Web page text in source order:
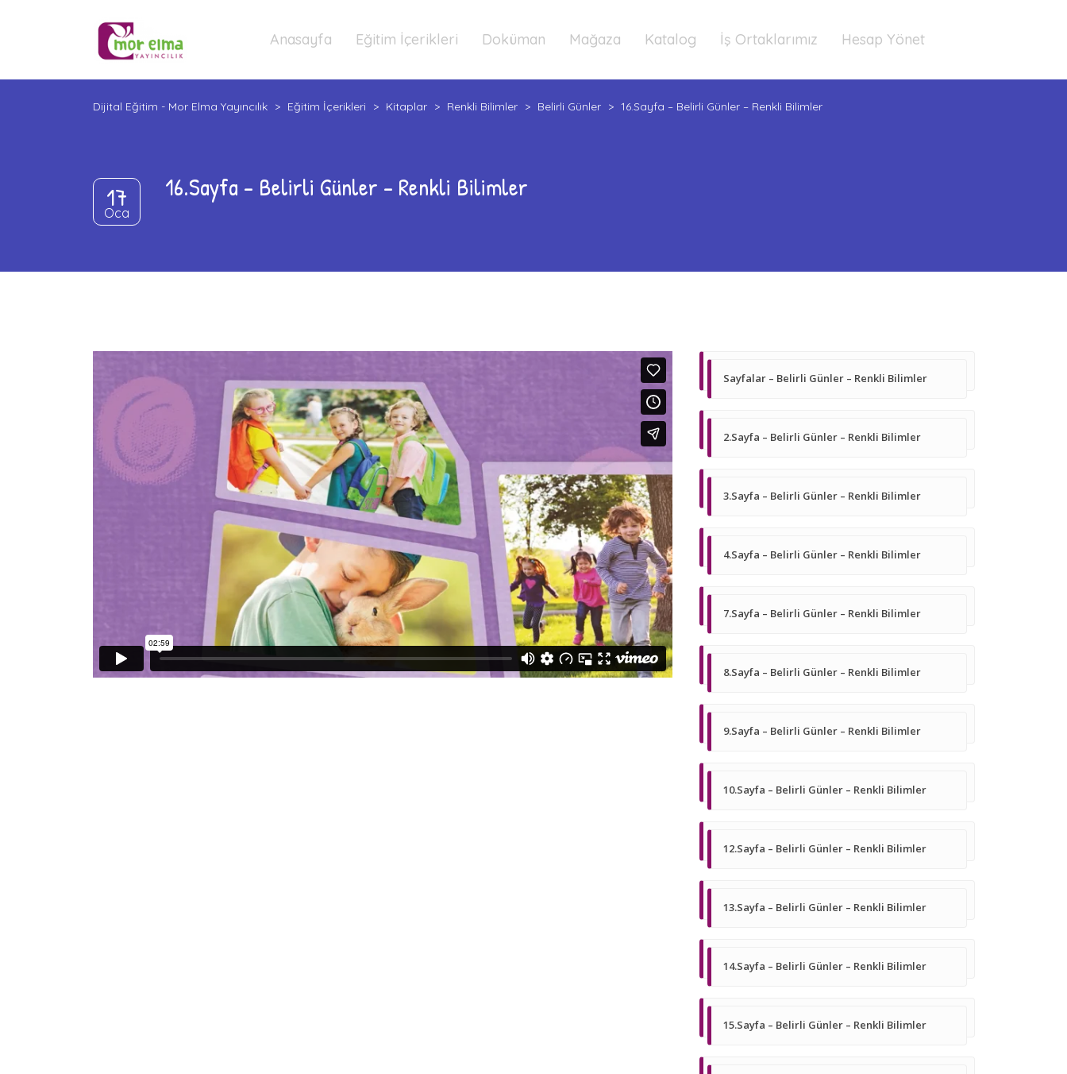
Anasayfa Eğitim İçerikleri Doküman Mağaza Katalog İş Ortaklarımız Hesap Yönet
Dijital Eğitim - Mor Elma Yayıncılık > Eğitim İçerikleri > Kitaplar > Renkli Bilimler > Belirli Günler > 16.Sayfa – Belirli Günler – Renkli Bilimler
17
Oca
16.Sayfa – Belirli Günler – Renkli Bilimler
Sayfalar – Belirli Günler – Renkli Bilimler
2.Sayfa – Belirli Günler – Renkli Bilimler
3.Sayfa – Belirli Günler – Renkli Bilimler
4.Sayfa – Belirli Günler – Renkli Bilimler
7.Sayfa – Belirli Günler – Renkli Bilimler
8.Sayfa – Belirli Günler – Renkli Bilimler
9.Sayfa – Belirli Günler – Renkli Bilimler
10.Sayfa – Belirli Günler – Renkli Bilimler
12.Sayfa – Belirli Günler – Renkli Bilimler
13.Sayfa – Belirli Günler – Renkli Bilimler
14.Sayfa – Belirli Günler – Renkli Bilimler
15.Sayfa – Belirli Günler – Renkli Bilimler